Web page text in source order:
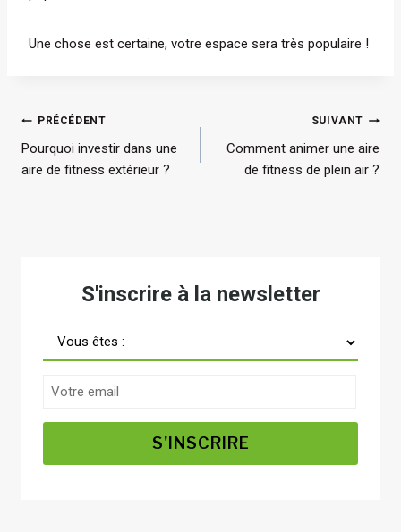
Une chose est certaine, votre espace sera très populaire !
Navigation
de
PRÉCÉDENT
Pourquoi investir dans une
aire de fitness extérieur ?
SUIVANT
Comment animer une aire
de fitness de plein air ?
S'inscrire à la newsletter